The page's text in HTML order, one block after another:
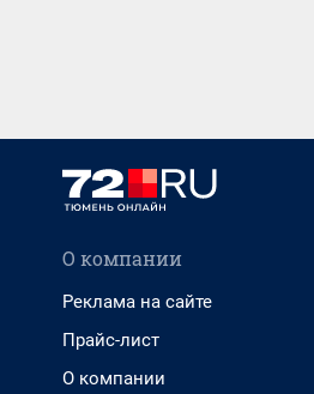
О компании
Реклама на сайте
Прайс-лист
О компании